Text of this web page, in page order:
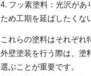
4. フッ素塗料：光沢があ
ため工期を延ばしたくな
これらの塗料はそれぞれ
外壁塗装を行う際は、塗
選ぶことが重要です。